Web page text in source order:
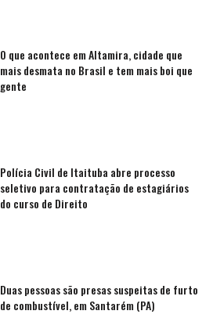
O que acontece em Altamira, cidade que
mais desmata no Brasil e tem mais boi que
gente
Polícia Civil de Itaituba abre processo
seletivo para contratação de estagiários
do curso de Direito
Duas pessoas são presas suspeitas de furto
de combustível, em Santarém (PA)